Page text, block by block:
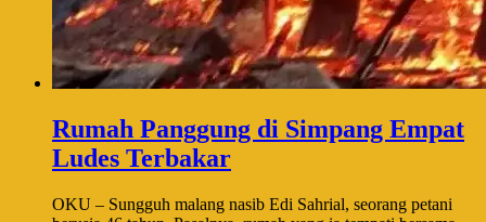
Rumah Panggung di Simpang Empat
Ludes Terbakar
OKU – Sungguh malang nasib Edi Sahrial, seorang petani